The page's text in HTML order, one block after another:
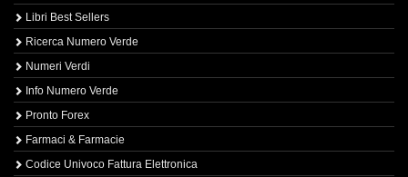
Libri Best Sellers
Ricerca Numero Verde
Numeri Verdi
Info Numero Verde
Pronto Forex
Farmaci & Farmacie
Codice Univoco Fattura Elettronica